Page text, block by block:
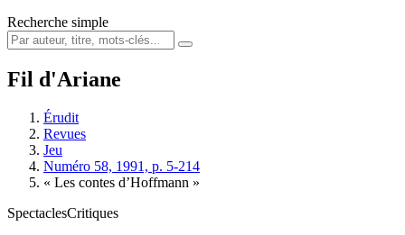
Recherche simple
Fil d'Ariane
Érudit
Revues
Jeu
Numéro 58, 1991, p. 5-214
« Les contes d’Hoffmann »
SpectaclesCritiques